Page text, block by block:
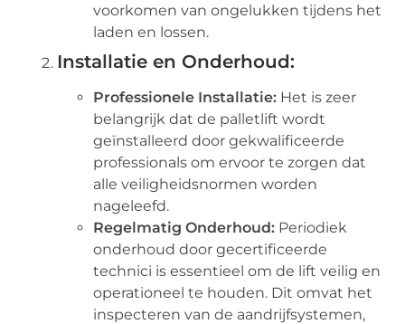
voorkomen van ongelukken tijdens het
laden en lossen.
Installatie en Onderhoud:
Professionele Installatie: Het is zeer
belangrijk dat de palletlift wordt
geïnstalleerd door gekwalificeerde
professionals om ervoor te zorgen dat
alle veiligheidsnormen worden
nageleefd.
Regelmatig Onderhoud: Periodiek
onderhoud door gecertificeerde
technici is essentieel om de lift veilig en
operationeel te houden. Dit omvat het
inspecteren van de aandrijfsystemen,